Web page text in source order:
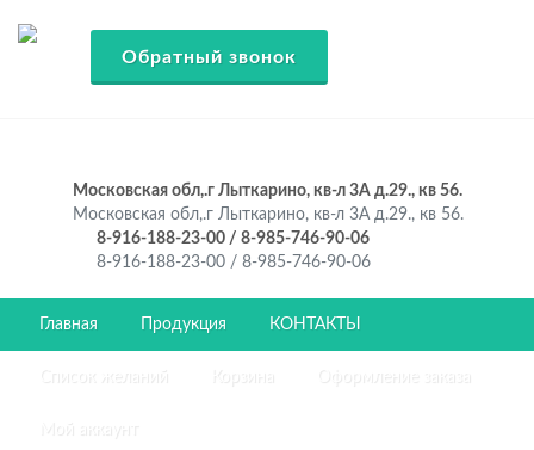
Обратный звонок
Московская обл,.г Лыткарино, кв-л 3А д.29., кв 56.
Московская обл,.г Лыткарино, кв-л 3А д.29., кв 56.
8-916-188-23-00 / 8-985-746-90-06
8-916-188-23-00 / 8-985-746-90-06
Главная Продукция КОНТАКТЫ